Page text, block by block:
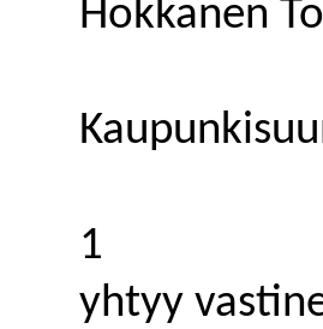
Hokkanen
1
yhtyy